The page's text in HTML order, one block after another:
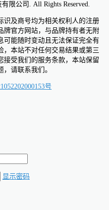
限公司. All Rights Reserved.
识及商号均为相关权利人的注册
牌官方网站，与品牌持有者无附
可能随时变动且无法保证完全有
，本站不对任何交易结果或第三
接受我们的服务条款，本站保留
请联系我们。
号
显示密码